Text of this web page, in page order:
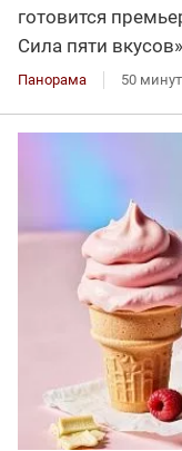
готовится
Сила пяти вкусов»
Панорама 50